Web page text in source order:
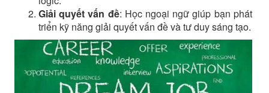
Giải quyết vấn đề: Học ngoại ngữ giúp bạn phát
triển kỹ năng giải quyết vấn đề và tư duy sáng tạo.